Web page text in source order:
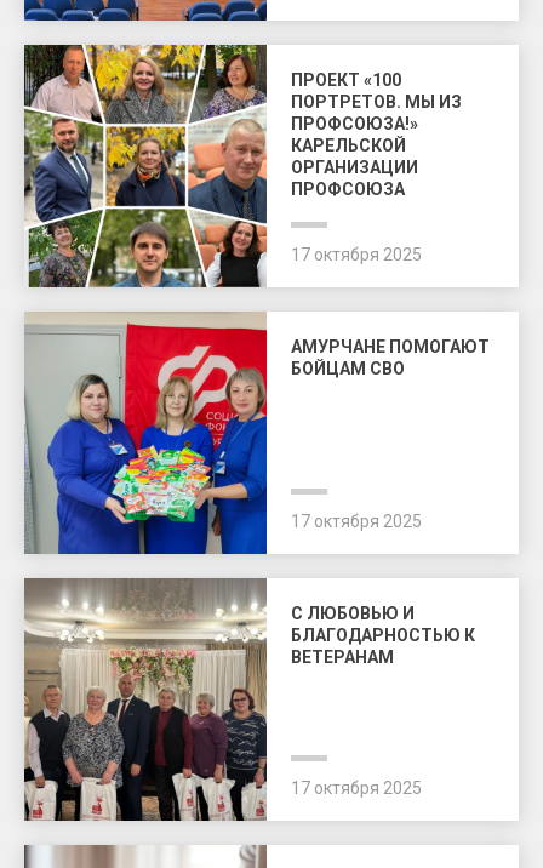
ПРОЕКТ «100
ПОРТРЕТОВ. МЫ ИЗ
ПРОФСОЮЗА!»
КАРЕЛЬСКОЙ
ОРГАНИЗАЦИИ
ПРОФСОЮЗА
17 октября 2025
АМУРЧАНЕ ПОМОГАЮТ
БОЙЦАМ СВО
17 октября 2025
С ЛЮБОВЬЮ И
БЛАГОДАРНОСТЬЮ К
ВЕТЕРАНАМ
17 октября 2025